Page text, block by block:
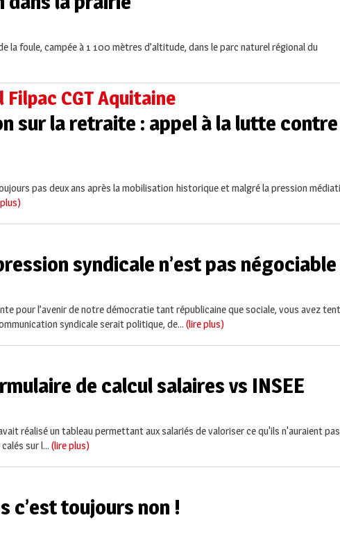
la foule, campée à 1 100 mètres d’altitude, dans le parc naturel régional du
CGT Aquitaine
sur la retraite : appel à la lutte
pas deux ans après la mobilisation historique et malgré la pression
syndicale n’est pas négociable
pour l’avenir de notre démocratie tant républicaine que sociale, vous avez
syndicale serait politique, de... (lire plus)
de calcul salaires vs INSEE
réalisé un tableau permettant aux salariés de valoriser ce qu'ils n'auraient
sur l... (lire plus)
c’est toujours non !